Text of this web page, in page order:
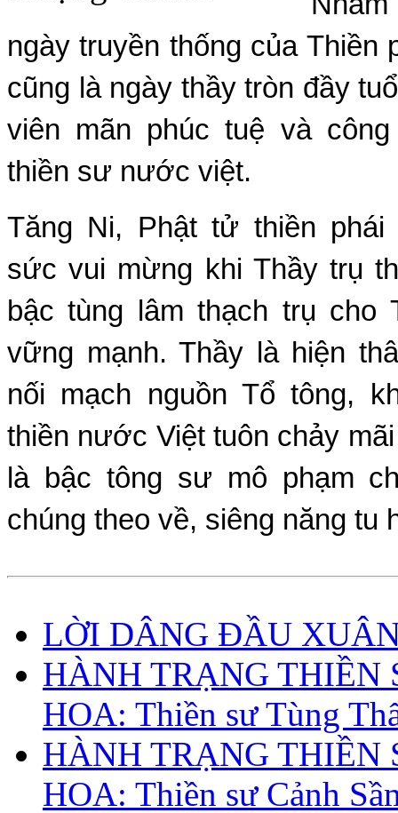
ngày truyền thống của Thiền
cũng là ngày thầy tròn đầy
viên mãn phúc tuệ và
thiền sư nước việt.
Tăng Ni, Phật tử thiền phái
sức vui mừng khi Thầy trụ
bậc tùng lâm thạch trụ cho
vững mạnh. Thầy là hiện
nối mạch nguồn Tổ tông,
thiền nước Việt tuôn chảy
là bậc tông sư mô phạm
chúng theo về, siêng năng tu
LỜI DÂNG ĐẦU
HÀNH TRẠNG THIỀN
HOA: Thiền sư Tùng
HÀNH TRẠNG THIỀN
HOA: Thiền sư Cảnh